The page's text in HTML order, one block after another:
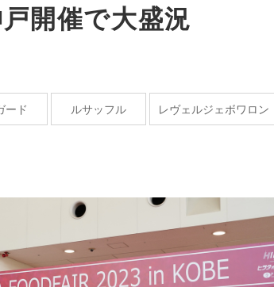
開催で大盛況
ード ルサッフル レヴェルジェボワロン